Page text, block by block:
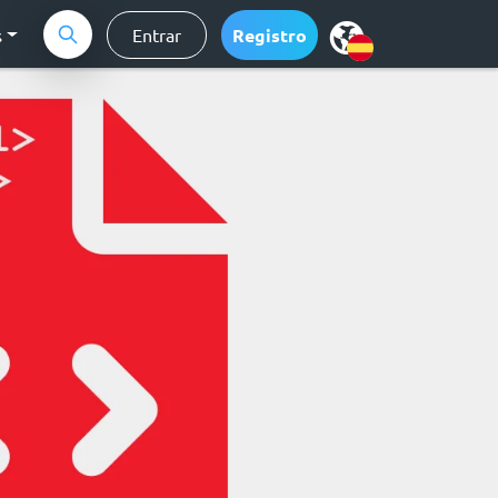
Entrar Registro